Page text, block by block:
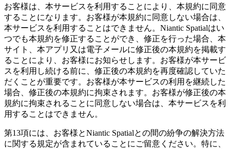
お客様は、本サービスを利用することにより、本規約に同意
することになります。お客様が本規約に同意しない場合は、
本サービスを利用することはできません。Niantic Spatialはい
つでも本規約を修正することができ、修正を行った場合、本
サイト、本アプリ又は電子メールに修正後の本規約を掲載す
ることにより、お客様にお知らせします。お客様が本サービ
スを利用し続ける前に、修正後の本規約を再度確認していた
だくことが重要です。お客様が本サービスの利用を継続した
場合、修正後の本規約に拘束されます。お客様が修正後の本
規約に拘束されることに同意しない場合は、本サービスを利
用することはできません。
第13項には、お客様とNiantic Spatialとの間の紛争の解決方法
に関する規定が含まれていることにご留意ください。特に、